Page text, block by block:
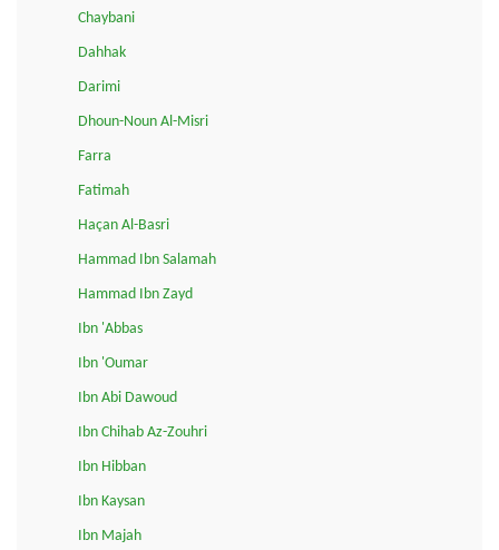
Chaybani
Dahhak
Darimi
Dhoun-Noun Al-Misri
Farra
Fatimah
Haçan Al-Basri
Hammad Ibn Salamah
Hammad Ibn Zayd
Ibn 'Abbas
Ibn 'Oumar
Ibn Abi Dawoud
Ibn Chihab Az-Zouhri
Ibn Hibban
Ibn Kaysan
Ibn Majah